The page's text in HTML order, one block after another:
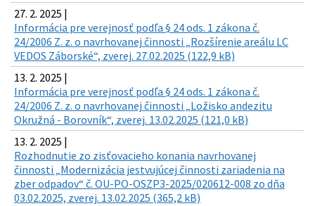
27. 2. 2025 |
Informácia pre verejnosť podľa § 24 ods. 1 zákona č.
24/2006 Z. z. o navrhovanej činnosti „Rozšírenie areálu LC
VEDOS Záborské“, zverej. 27.02.2025 (122,9 kB)
13. 2. 2025 |
Informácia pre verejnosť podľa § 24 ods. 1 zákona č.
24/2006 Z. z. o navrhovanej činnosti „Ložisko andezitu
Okružná - Borovník“, zverej. 13.02.2025 (121,0 kB)
13. 2. 2025 |
Rozhodnutie zo zisťovacieho konania navrhovanej
činnosti „Modernizácia jestvujúcej činnosti zariadenia na
zber odpadov“ č. OU-PO-OSZP3-2025/020612-008 zo dňa
03.02.2025, zverej. 13.02.2025 (365,2 kB)